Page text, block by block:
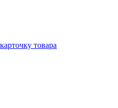
товара